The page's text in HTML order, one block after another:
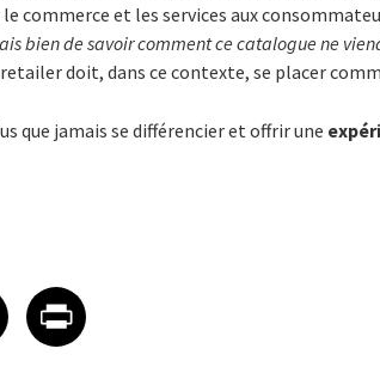
commerce et les services aux
bien de savoir comment ce catalogue ne
doit, dans ce contexte, se placer
que jamais se différencier et offrir une
Xon Facebook
article on Email
Email
Share article on Print